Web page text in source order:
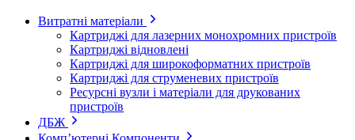
Витратні матеріали
Картриджі для лазерних монохромних пристроїв
Картриджі відновлені
Картриджі для широкоформатних пристроїв
Картриджі для струменевих пристроїв
Ресурсні вузли і матеріали для друкованих
пристроїв
ДБЖ